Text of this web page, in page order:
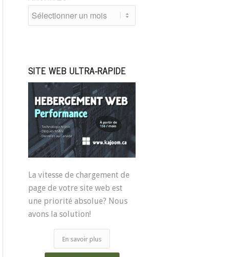
SITE WEB ULTRA-RAPIDE
La vitesse de chargement de
page de votre site web est
une priorité absolue? Nous
avons la solution!
En savoir plus